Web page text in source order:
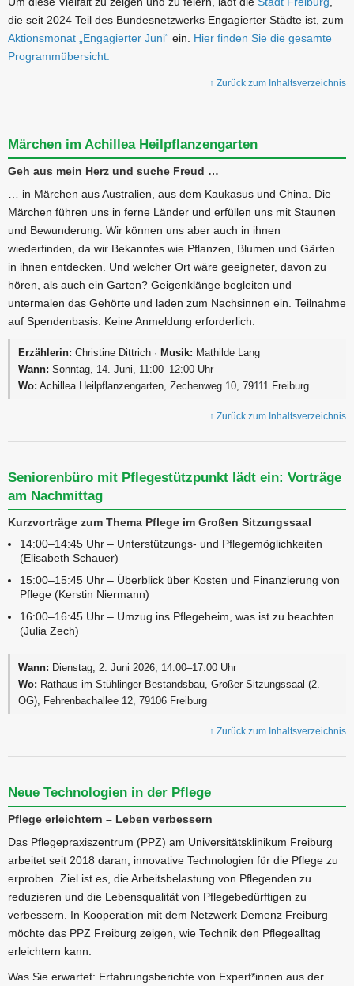
die seit 2024 Teil des Bundesnetzwerks Engagierter Städte ist, zum
Aktionsmonat „Engagierter Juni“ ein. Hier finden Sie die gesamte
Programmübersicht.
↑ Zurück zum Inhaltsverzeichnis
Märchen im Achillea Heilpflanzengarten
Geh aus mein Herz und suche Freud …
… in Märchen aus Australien, aus dem Kaukasus und China. Die
Märchen führen uns in ferne Länder und erfüllen uns mit Staunen
und Bewunderung. Wir können uns aber auch in ihnen
wiederfinden, da wir Bekanntes wie Pflanzen, Blumen und Gärten
in ihnen entdecken. Und welcher Ort wäre geeigneter, davon zu
hören, als auch ein Garten? Geigenklänge begleiten und
untermalen das Gehörte und laden zum Nachsinnen ein. Teilnahme
auf Spendenbasis. Keine Anmeldung erforderlich.
Erzählerin: Christine Dittrich · Musik: Mathilde Lang
Wann: Sonntag, 14. Juni, 11:00–12:00 Uhr
Wo: Achillea Heilpflanzengarten, Zechenweg 10, 79111 Freiburg
↑ Zurück zum Inhaltsverzeichnis
Seniorenbüro mit Pflegestützpunkt lädt ein: Vorträge
am Nachmittag
Kurzvorträge zum Thema Pflege im Großen Sitzungssaal
14:00–14:45 Uhr – Unterstützungs- und Pflegemöglichkeiten
(Elisabeth Schauer)
15:00–15:45 Uhr – Überblick über Kosten und Finanzierung von
Pflege (Kerstin Niermann)
16:00–16:45 Uhr – Umzug ins Pflegeheim, was ist zu beachten
(Julia Zech)
Wann: Dienstag, 2. Juni 2026, 14:00–17:00 Uhr
Wo: Rathaus im Stühlinger Bestandsbau, Großer Sitzungssaal (2.
OG), Fehrenbachallee 12, 79106 Freiburg
↑ Zurück zum Inhaltsverzeichnis
Neue Technologien in der Pflege
Pflege erleichtern – Leben verbessern
Das Pflegepraxiszentrum (PPZ) am Universitätsklinikum Freiburg
arbeitet seit 2018 daran, innovative Technologien für die Pflege zu
erproben. Ziel ist es, die Arbeitsbelastung von Pflegenden zu
reduzieren und die Lebensqualität von Pflegebedürftigen zu
verbessern. In Kooperation mit dem Netzwerk Demenz Freiburg
möchte das PPZ Freiburg zeigen, wie Technik den Pflegealltag
erleichtern kann.
Was Sie erwartet: Erfahrungsberichte von Expert*innen aus der